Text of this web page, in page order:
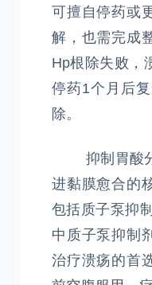
可擅自停药或
解，也需完成
Hp根除失败，
停药1个月后
除。
抑制胃酸分
进黏膜愈合的
包括质子泵抑
中质子泵抑制
治疗溃疡的首